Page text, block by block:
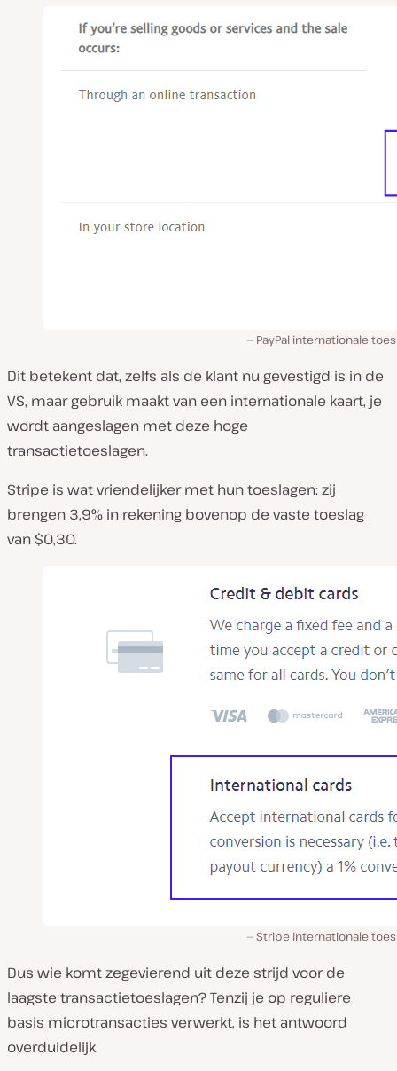
PayPal internationale
Dit betekent dat, zelfs als de klant nu gevestigd is in de
VS, maar gebruik maakt van een internationale kaart, je
wordt aangeslagen met deze hoge
transactietoeslagen.
Stripe is wat vriendelijker met hun toeslagen: zij
brengen 3,9% in rekening bovenop de vaste toeslag
van $0,30.
Stripe internationale
Dus wie komt zegevierend uit deze strijd voor de
laagste transactietoeslagen? Tenzij je op reguliere
basis microtransacties verwerkt, is het antwoord
overduidelijk.